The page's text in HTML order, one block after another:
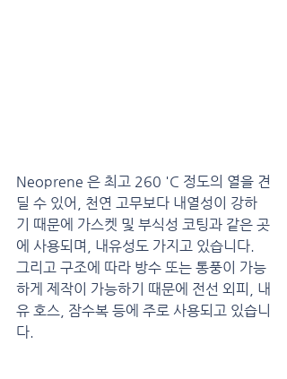
Neoprene 은 최고 260 'C 정도의 열을 견
딜 수 있어, 천연 고무보다 내열성이 강하
기 때문에 가스켓 및 부식성 코팅과 같은 곳
에 사용되며, 내유성도 가지고 있습니다.
그리고 구조에 따라 방수 또는 통풍이 가능
하게 제작이 가능하기 때문에 전선 외피, 내
유 호스, 잠수복 등에 주로 사용되고 있습니
다.